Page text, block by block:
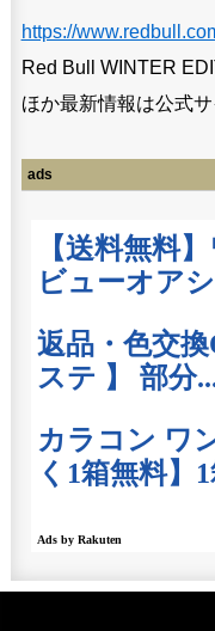
https://
Red Bull WINTER
ほか最新情報は公式サ
ads